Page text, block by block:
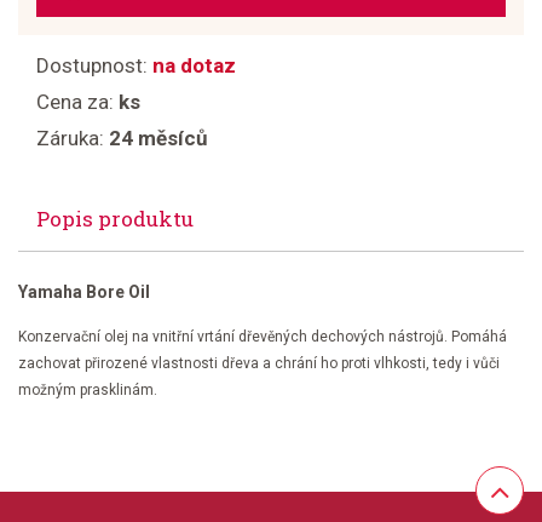
Dostupnost: na dotaz
Cena za: ks
Záruka: 24 měsíců
Popis produktu
Yamaha Bore Oil
Konzervační olej na vnitřní vrtání dřevěných dechových nástrojů. Pomáhá
zachovat přirozené vlastnosti dřeva a chrání ho proti vlhkosti, tedy i vůči
možným prasklinám.